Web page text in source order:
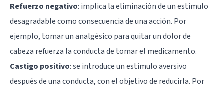
Refuerzo negativo: implica la eliminación de un estímulo
desagradable como consecuencia de una acción. Por
ejemplo, tomar un analgésico para quitar un dolor de
cabeza refuerza la conducta de tomar el medicamento.
Castigo positivo: se introduce un estímulo aversivo
después de una conducta, con el objetivo de reducirla. Por